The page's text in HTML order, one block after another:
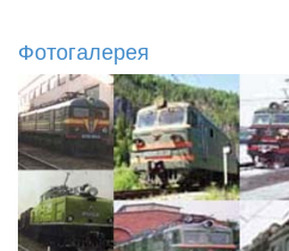
Фотогалерея